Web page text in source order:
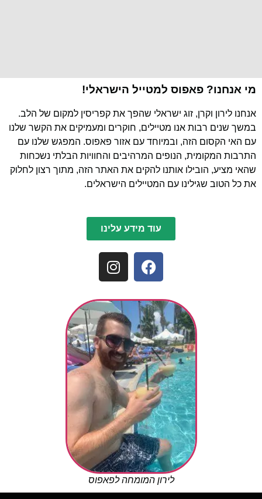
מי אנחנו? פאפוס למטייל הישראלי!
אנחנו לירון וקרן, זוג ישראלי שהפך את קפריסין למקום של הלב.
במשך שנים רבות אנו מטיילים, חוקרים ומעמיקים את הקשר שלנו
עם האי הקסום הזה, ובמיוחד עם אזור פאפוס. המפגש שלנו עם
התרבות המקומית, הנופים המרהיבים והחוויות הבלתי נשכחות
שהאי מציע, הובילו אותנו להקים את האתר הזה, מתוך רצון לחלוק
את כל הטוב שגילינו עם המטיילים הישראלים.
עוד מידע עלינו
לירון המומחה לפאפוס